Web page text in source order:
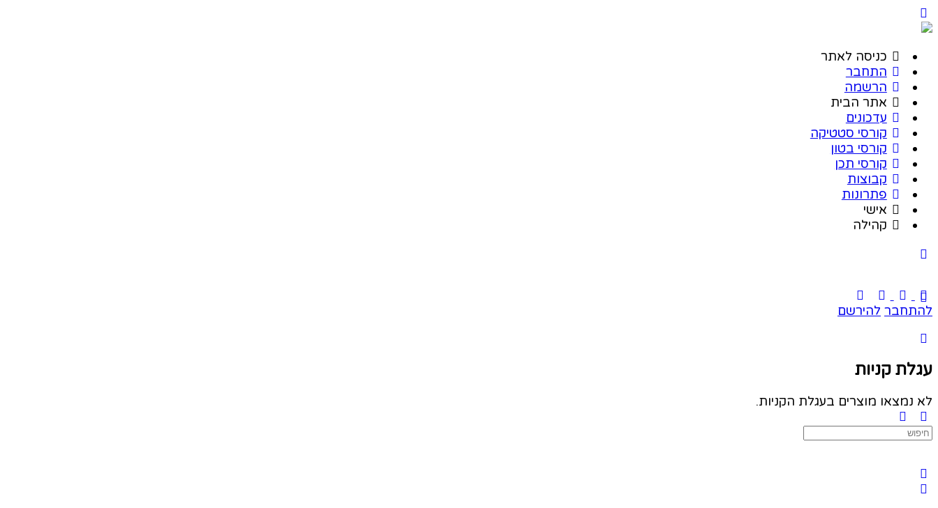
כניסה לאתר
התחבר
הרשמה
אתר הבית
עדכונים
קורסי סטטיקה
קורסי בטון
קורסי תכן
קבוצות
פתרונות
אישי
קהילה
להתחבר להירשם
עגלת קניות
לא נמצאו מוצרים בעגלת הקניות.
Search